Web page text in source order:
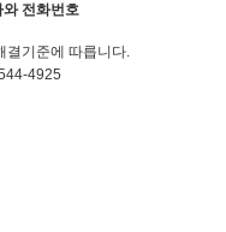
전화번호
결기준에 따릅니다.
4925